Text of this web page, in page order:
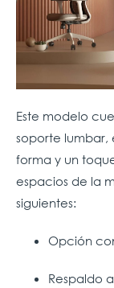
Este modelo
soporte
forma y un
espacios de la
siguientes:
Opción
Respaldo